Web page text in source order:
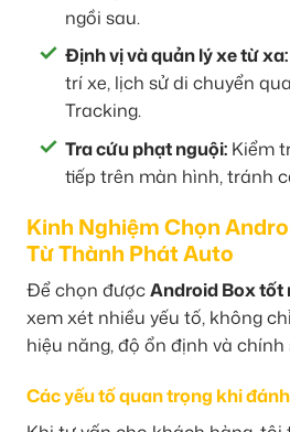
ngồi sau.
Định vị và quản lý xe từ xa:
trí xe, lịch sử di chuyển
Tracking.
Tra cứu phạt nguội: Kiểm
tiếp trên màn hình, tránh
Kinh Nghiệm Chọn
Từ Thành Phát Auto
Để chọn đượcAndroid Box tốt
xem xét nhiều yếu tố, không
hiệu năng, độ ổn định và
Các yếu tố quan trọng khi